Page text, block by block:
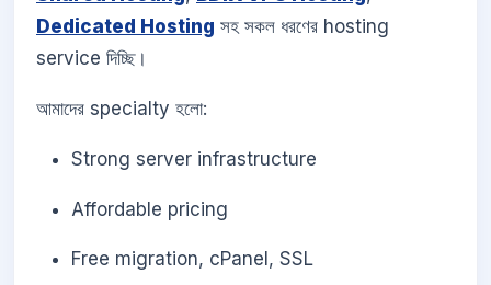
Dedicated Hosting সহ সকল ধরণের hosting
service দিচ্ছি।
আমাদের specialty হলো:
Strong server infrastructure
Affordable pricing
Free migration, cPanel, SSL